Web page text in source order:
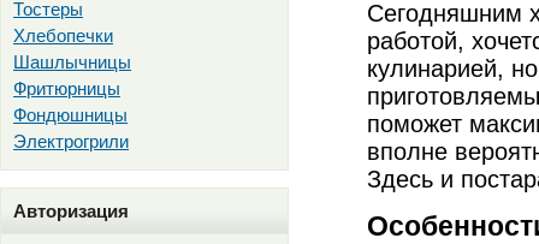
Тостеры
Хлебопечки
Шашлычницы
Фритюрницы
Фондюшницы
Электрогрили
Авторизация
Сегодняшним
работой,
кулинарией,
поможет
вполне
Здесь и